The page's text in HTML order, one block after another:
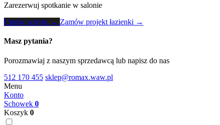
Zarezerwuj spotkanie w salonie
Umów wizytę → Zamów projekt łazienki →
Masz pytania?
Porozmawiaj z naszym sprzedawcą lub napisz do nas
512 170 455 sklep@romax.waw.pl
Menu
Konto
Schowek 0
Koszyk 0